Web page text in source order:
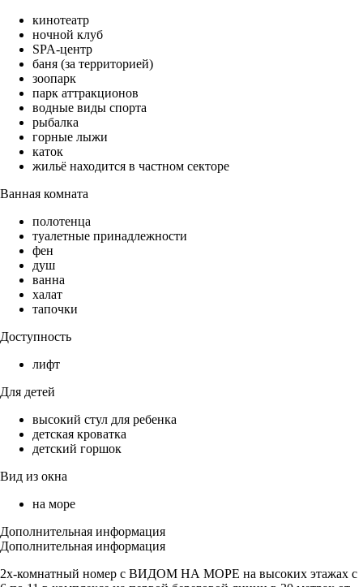
кинотеатр
ночной клуб
SPA-центр
баня (за территорией)
зоопарк
парк аттракционов
водные виды спорта
рыбалка
горные лыжи
каток
жильё находится в частном секторе
Ванная комната
полотенца
туалетные принадлежности
фен
душ
ванна
халат
тапочки
Доступность
лифт
Для детей
высокий стул для ребенка
детская кроватка
детский горшок
Вид из окна
на море
Дополнительная информация
Дополнительная информация
2х-комнатный номер с ВИДОМ НА МОРЕ на высоких этажах с